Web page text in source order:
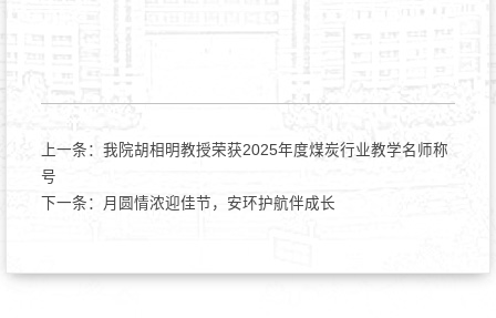
上一条： 我院胡相明教授荣获2025年度煤炭行业教学名师称
号
下一条： 月圆情浓迎佳节，安环护航伴成长